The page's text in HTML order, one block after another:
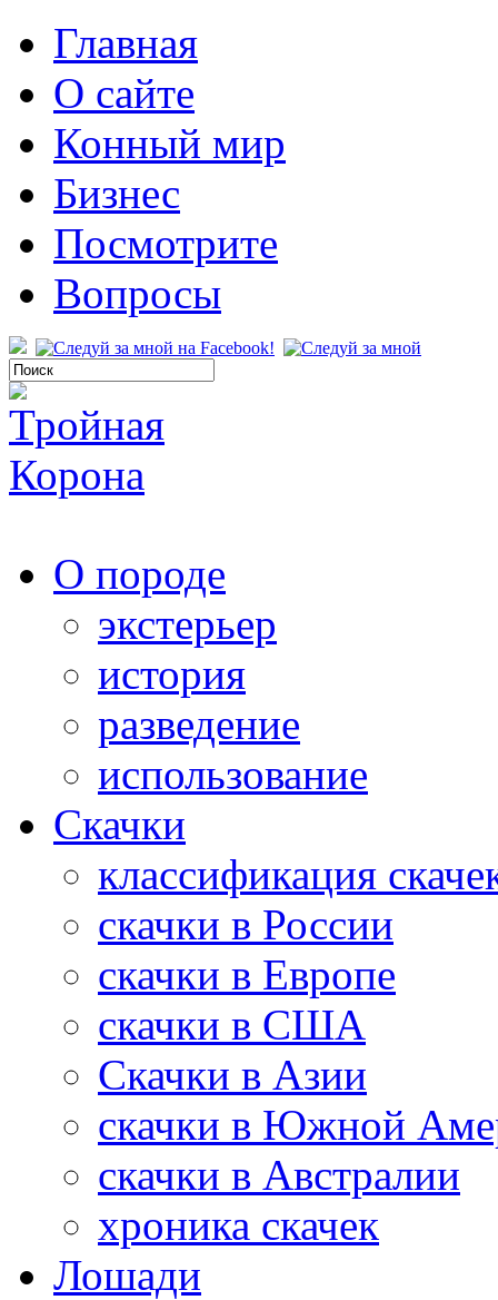
Главная
О сайте
Конный мир
Бизнес
Посмотрите
Вопросы
О породе
экстерьер
история
разведение
использование
Скачки
классификация
скачки в России
скачки в Европе
скачки в США
Скачки в Азии
скачки в Южной
скачки в Австралии
хроника скачек
Лошади